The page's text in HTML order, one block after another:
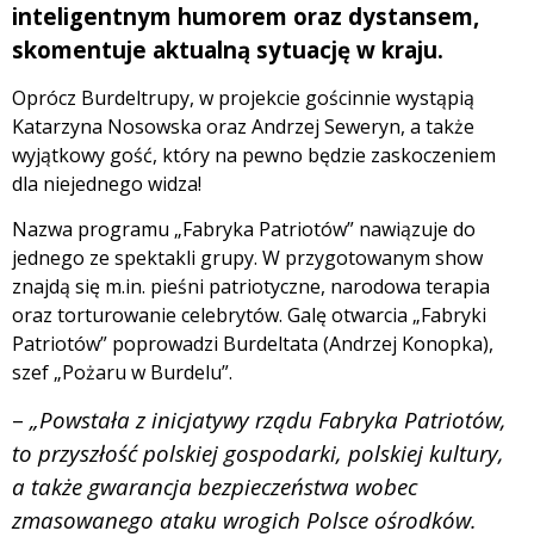
inteligentnym humorem oraz dystansem,
skomentuje aktualną sytuację w kraju.
Oprócz Burdeltrupy, w projekcie gościnnie wystąpią
Katarzyna Nosowska oraz Andrzej Seweryn, a także
wyjątkowy gość, który na pewno będzie zaskoczeniem
dla niejednego widza!
Nazwa programu „Fabryka Patriotów” nawiązuje do
jednego ze spektakli grupy. W przygotowanym show
znajdą się m.in. pieśni patriotyczne, narodowa terapia
oraz torturowanie celebrytów. Galę otwarcia „Fabryki
Patriotów” poprowadzi Burdeltata (Andrzej Konopka),
szef „Pożaru w Burdelu”.
– „Powstała z inicjatywy rządu Fabryka Patriotów,
to przyszłość polskiej gospodarki, polskiej kultury,
a także gwarancja bezpieczeństwa wobec
zmasowanego ataku wrogich Polsce ośrodków.